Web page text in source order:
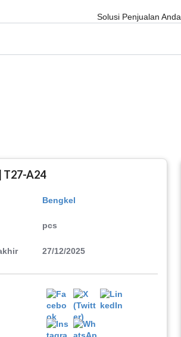
Solusi Penjualan Anda
T27-A24
Bengkel
pcs
27/12/2025